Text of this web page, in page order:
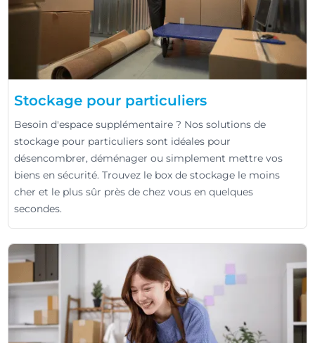
Stockage pour particuliers
Besoin d'espace supplémentaire ? Nos solutions de
stockage pour particuliers sont idéales pour
désencombrer, déménager ou simplement mettre vos
biens en sécurité. Trouvez le box de stockage le moins
cher et le plus sûr près de chez vous en quelques
secondes.